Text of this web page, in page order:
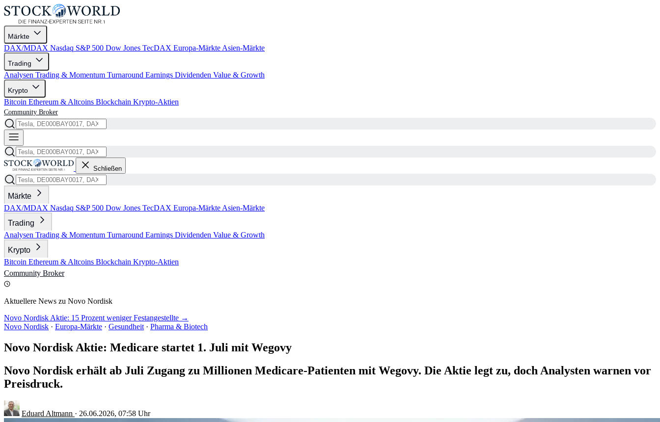
Märkte
DAX/MDAX Nasdaq S&P 500 Dow Jones TecDAX Europa-Märkte Asien-Märkte
Trading
Analysen Trading & Momentum Turnaround Earnings Dividenden Value & Growth
Krypto
Bitcoin Ethereum & Altcoins Blockchain Krypto-Aktien
Community Broker
Schließen
Märkte
DAX/MDAX Nasdaq S&P 500 Dow Jones TecDAX Europa-Märkte Asien-Märkte
Trading
Analysen Trading & Momentum Turnaround Earnings Dividenden Value & Growth
Krypto
Bitcoin Ethereum & Altcoins Blockchain Krypto-Aktien
Community Broker
Aktuellere News zu Novo Nordisk
Novo Nordisk Aktie: 15 Prozent weniger Festangestellte →
Novo Nordisk · Europa-Märkte · Gesundheit · Pharma & Biotech
Novo Nordisk Aktie: Medicare startet 1. Juli mit Wegovy
Novo Nordisk erhält ab Juli Zugang zu Millionen Medicare-Patienten mit Wegovy. Die Aktie legt zu, doch Analysten warnen vor
Preisdruck.
Eduard Altmann · 26.06.2026, 07:58 Uhr